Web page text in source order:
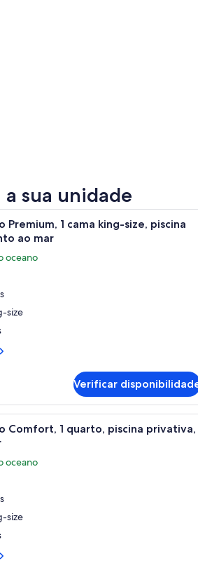
a sua unidade
Quarto com uma cama
Premium, 1 cama king-size, piscina
ao mar
oceano
size
Verificar
Quarto com cama, janela
Comfort, 1 quarto, piscina privativa,
oceano
size